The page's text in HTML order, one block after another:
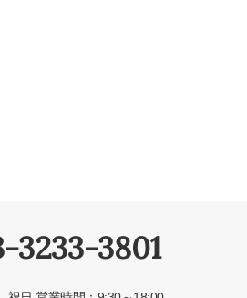
3233-3801